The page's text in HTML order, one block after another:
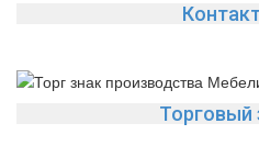
Торговый